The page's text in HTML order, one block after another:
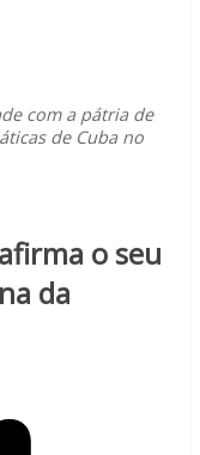
com a pátria de
de Cuba no
o seu
da